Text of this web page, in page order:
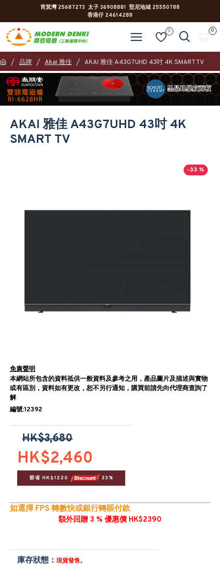
筲箕灣 25687273 太子 36908881 堅尼地城 25550788
香港仔 24614288
0 0
品牌 Akai 雅佳 AKAI 雅佳 A43G7UHD 43吋 4K SMART TV
AKAI 雅佳 A43G7UHD 43吋 4K
SMART TV
-33 %
免責聲明
本網站所包含的資料祗供一般資料及參考之用，產品圖片及描述與實物
或有區別，資料如有更改，恕不另行通知，購買前請先向代理商查詢了
解
編號:12392
HK$2,460
HK$3,680
節省 HK$1220 33%
如選擇 FPS 轉數快或銀行轉賬付款
額外回贈 3 % 優惠價 HK$2390
庫存狀態： 現貨發售。